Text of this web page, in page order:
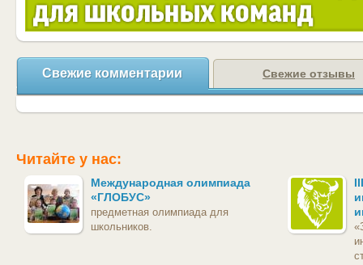
Свежие комментарии Свежие отзывы
Читайте у нас:
Международная олимпиада
«ГЛОБУС»
предметная олимпиада для
школьников.